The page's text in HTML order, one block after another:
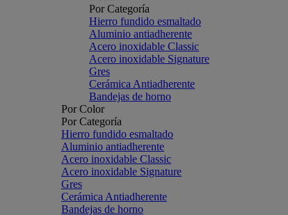
Por Categoría
Hierro fundido esmaltado
Aluminio antiadherente
Acero inoxidable Classic
Acero inoxidable Signature
Gres
Cerámica Antiadherente
Bandejas de horno
Por Color
Por Categoría
Hierro fundido esmaltado
Aluminio antiadherente
Acero inoxidable Classic
Acero inoxidable Signature
Gres
Cerámica Antiadherente
Bandejas de horno